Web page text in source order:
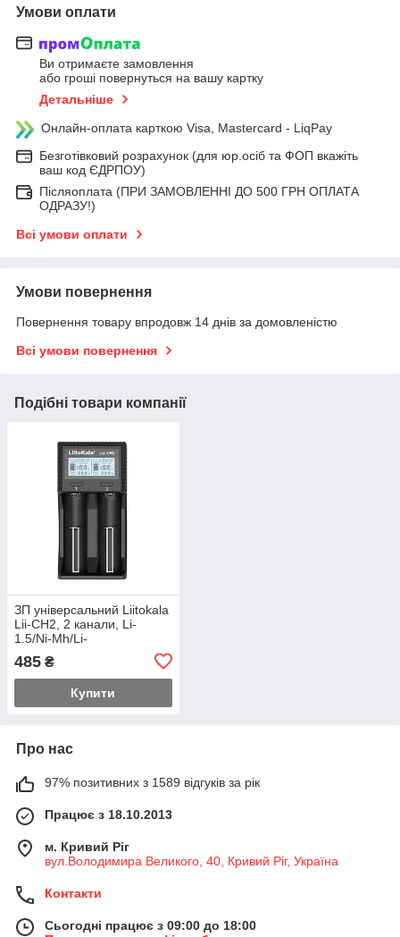
Умови оплати
Ви отримаєте замовлення
або гроші повернуться на вашу картку
Детальніше
Онлайн-оплата карткою Visa, Mastercard - LiqPay
Безготівковий розрахунок (для юр.осіб та ФОП вкажіть
ваш код ЄДРПОУ)
Післяоплата (ПРИ ЗАМОВЛЕННІ ДО 500 ГРН ОПЛАТА
ОДРАЗУ!)
Всі умови оплати
Умови повернення
Повернення товару впродовж 14 днів за домовленістю
Всі умови повернення
Подібні товари компанії
ЗП універсальний Liitokala
Lii-CH2, 2 канали, Li-
1.5/Ni-Mh/Li-
ion/LiFePO4/Li-HiV, USB-C,
LCD, Box
485 ₴
Купити
Про нас
97% позитивних з 1589 відгуків за рік
Працює з 18.10.2013
м. Кривий Ріг
вул.Володимира Великого, 40, Кривий Ріг, Україна
Контакти
Сьогодні працює з 09:00 до 18:00